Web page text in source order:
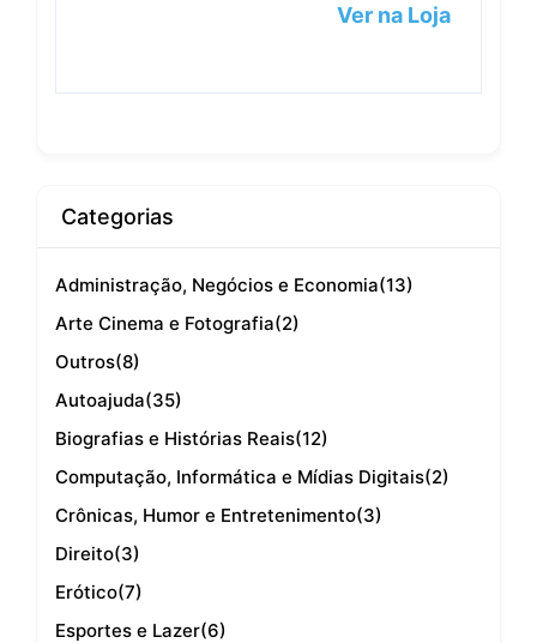
Ver na Loja
Categorias
Administração, Negócios e Economia(13)
Arte Cinema e Fotografia(2)
Outros(8)
Autoajuda(35)
Biografias e Histórias Reais(12)
Computação, Informática e Mídias Digitais(2)
Crônicas, Humor e Entretenimento(3)
Direito(3)
Erótico(7)
Esportes e Lazer(6)